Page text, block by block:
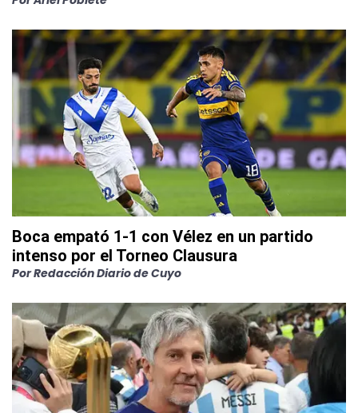
Boca empató 1-1 con Vélez en un partido
intenso por el Torneo Clausura
PorRedacción Diario de Cuyo